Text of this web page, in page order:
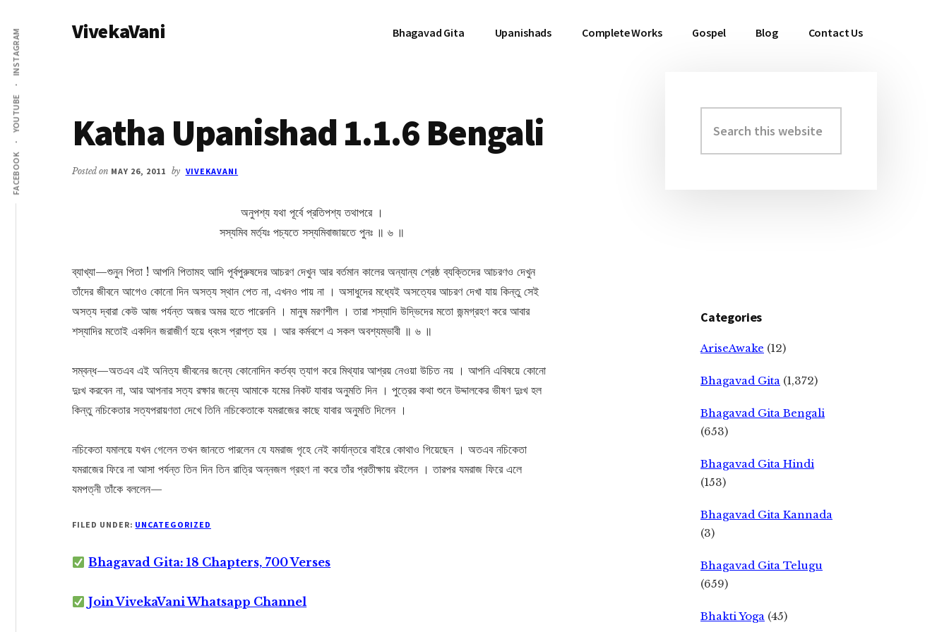
main
content
primary
sidebar
Additional
menu
FACEBOOK
YOUTUBE
INSTAGRAM VivekaVani Bhagavad Gita Upanishads Complete Works Gospel Blog Contact Us
Katha Upanishad 1.1.6 Bengali
Posted on MAY 26, 2011 by VIVEKAVANI
অনুপশ্য যথা পূর্বে প্রতিপশ্য তথাপরে ।
সস্যমিব মর্ত্যঃ পচ্যতে সস্যমিবাজায়তে পুনঃ ॥ ৬ ॥
ব্যাখ্যা—শুনুন পিতা ! আপনি পিতামহ আদি পূর্বপুরুষদের আচরণ দেখুন আর বর্তমান কালের অন্যান্য শ্রেষ্ঠ ব্যক্তিদের আচরণও দেখুন
তাঁদের জীবনে আগেও কোনো দিন অসত্য স্থান পেত না, এখনও পায় না । অসাধুদের মধ্যেই অসত্যের আচরণ দেখা যায় কিন্তু সেই
অসত্য দ্বারা কেউ আজ পর্যন্ত অজর অমর হতে পারেননি । মানুষ মরণশীল । তারা শস্যাদি উদ্ভিদের মতো জন্মগ্রহণ করে আবার
শস্যাদির মতোই একদিন জরাজীর্ণ হয়ে ধ্বংস প্রাপ্ত হয় । আর কর্মবশে এ সকল অবশ্যম্ভাবী ॥ ৬ ॥
সম্বন্ধ—অতএব এই অনিত্য জীবনের জন্যে কোনোদিন কর্তব্য ত্যাগ করে মিথ্যার আশ্রয় নেওয়া উচিত নয় । আপনি এবিষয়ে কোনো
দুঃখ করবেন না, আর আপনার সত্য রক্ষার জন্যে আমাকে যমের নিকট যাবার অনুমতি দিন । পুত্রের কথা শুনে উদ্দালকের ভীষণ দুঃখ হল
কিন্তু নচিকেতার সত্যপরায়ণতা দেখে তিনি নচিকেতাকে যমরাজের কাছে যাবার অনুমতি দিলেন ।
নচিকেতা যমালয়ে যখন গেলেন তখন জানতে পারলেন যে যমরাজ গৃহে নেই কার্যান্তরে বাইরে কোথাও গিয়েছেন । অতএব নচিকেতা
যমরাজের ফিরে না আসা পর্যন্ত তিন দিন তিন রাত্রি অন্নজল গ্রহণ না করে তাঁর প্রতীক্ষায় রইলেন । তারপর যমরাজ ফিরে এলে
যমপত্নী তাঁকে বললেন—
FILED UNDER: UNCATEGORIZED
Bhagavad Gita: 18 Chapters, 700 Verses
Join VivekaVani Whatsapp Channel
Primary
Sidebar
this
website
Categories
AriseAwake (12)
Bhagavad Gita (1,372)
Bhagavad Gita Bengali
(653)
Bhagavad Gita Hindi
(153)
Bhagavad Gita Kannada
(3)
Bhagavad Gita Telugu
(659)
Bhakti Yoga (45)